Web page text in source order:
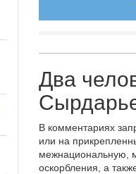
Два
В комментариях
или на
межнациональную,
оскорбления, а